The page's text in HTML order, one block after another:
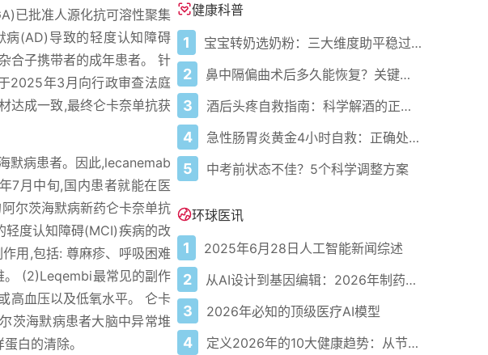
已批准人源化抗可溶性聚集
(AD)导致的轻度认知障碍
合子携带者的成年患者。 针
2025年3月向行政审查法庭
达成一致,最终仑卡奈单抗获
默病患者。因此,lecanemab
7月中旬,国内患者就能在医
尔茨海默病新药仑卡奈单抗
度认知障碍(MCI)疾病的改
用,包括: 尊麻疹、呼吸困难
。 (2)Leqembi最常见的副作
高血压以及低氧水平。 仑卡
茨海默病患者大脑中异常堆
白的清除。
健康科普
1 宝宝转奶选奶粉：三大维度助平稳过渡
2 鼻中隔偏曲术后多久能恢复？关键看这几点
3 酒后头疼自救指南：科学解酒的正确打开方式
4 急性肠胃炎黄金4小时自救：正确处置与误区避坑关键
5 中考前状态不佳？5个科学调整方案
环球医讯
1 2025年6月28日人工智能新闻综述
2 从AI设计到基因编辑：2026年制药领域重大突破
3 2026年必知的顶级医疗AI模型
4 定义2026年的10大健康趋势：从节律健康到冷热交替疗法